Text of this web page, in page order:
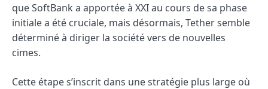
que SoftBank a apportée à XXI au cours de sa phase
initiale a été cruciale, mais désormais, Tether semble
déterminé à diriger la société vers de nouvelles
cimes.
Cette étape s’inscrit dans une stratégie plus large où